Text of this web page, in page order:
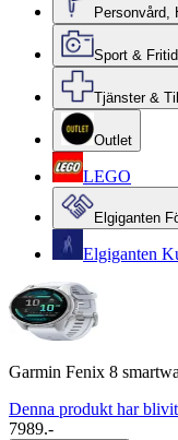
Personvård,
Sport & Fritid
Tjänster &
Outlet
LEGO
Elgiganten
Elgiganten
Garmin Fenix 8
Denna produkt har
7989.-